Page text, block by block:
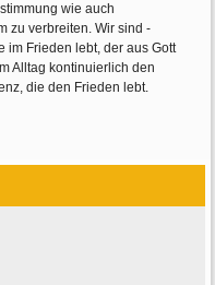
wie auch
zu verbreiten. Wir sind -
im Frieden lebt, der aus Gott
Alltag kontinuierlich den
die den Frieden lebt.